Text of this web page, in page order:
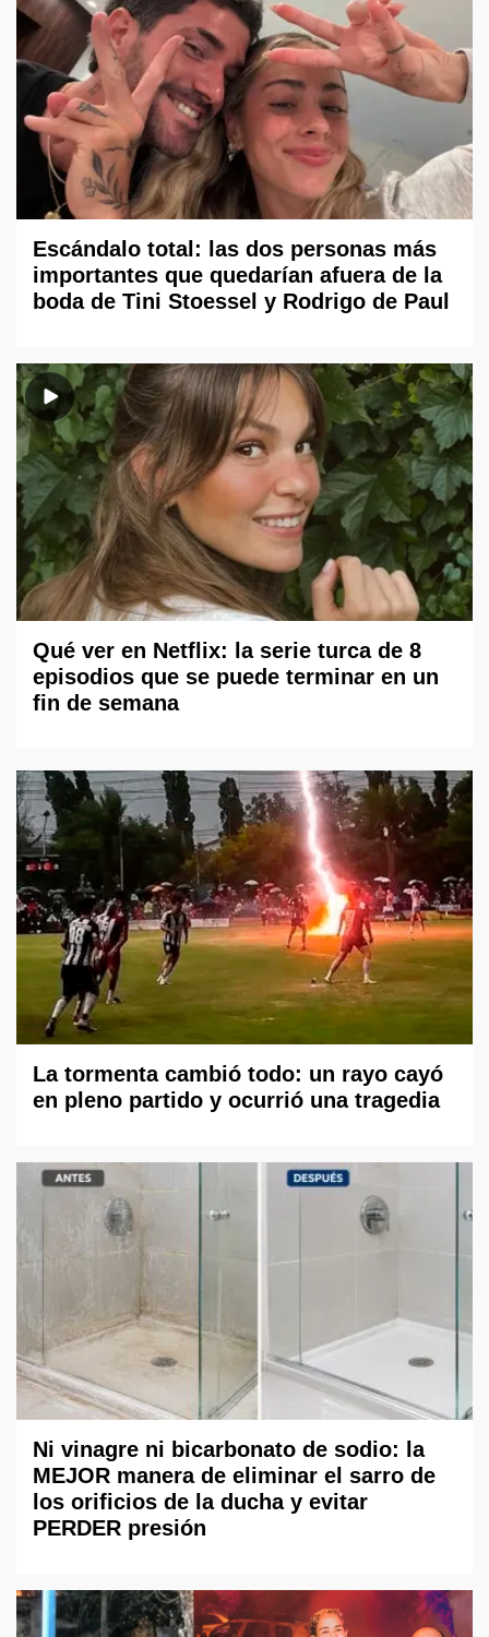
Escándalo total: las dos personas más
importantes que quedarían afuera de la
boda de Tini Stoessel y Rodrigo de Paul
Qué ver en Netflix: la serie turca de 8
episodios que se puede terminar en un
fin de semana
La tormenta cambió todo: un rayo cayó
en pleno partido y ocurrió una tragedia
Ni vinagre ni bicarbonato de sodio: la
MEJOR manera de eliminar el sarro de
los orificios de la ducha y evitar
PERDER presión